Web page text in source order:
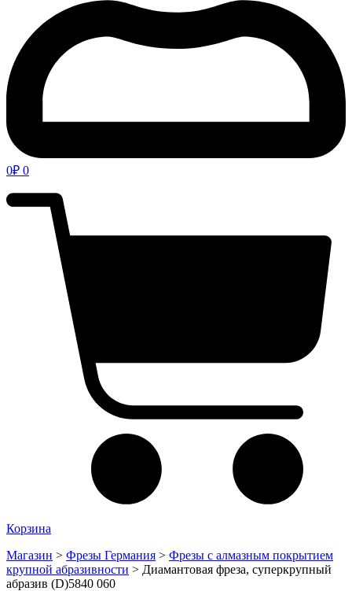
0₽ 0
Корзина
Магазин > Фрезы Германия > Фрезы с алмазным покрытием
крупной абразивности > Диамантовая фреза, суперкрупный
абразив (D)5840 060